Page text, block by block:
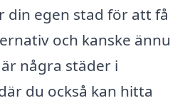
din egen stad för att få
och kanske ännu
några städer i
du också kan hitta